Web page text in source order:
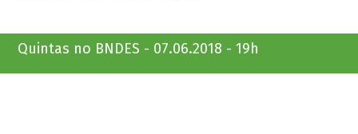
Quintas no BNDES - 07.06.2018 - 19h